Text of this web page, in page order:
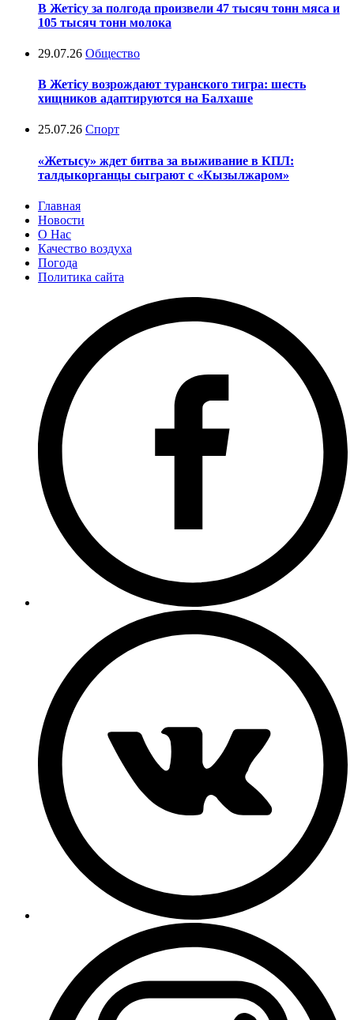
В Жетісу за полгода произвели 47 тысяч тонн мяса и
105 тысяч тонн молока
29.07.26 Общество
В Жетісу возрождают туранского тигра: шесть
хищников адаптируются на Балхаше
25.07.26 Спорт
«Жетысу» ждет битва за выживание в КПЛ:
талдыкорганцы сыграют с «Кызылжаром»
Главная
Новости
О Нас
Качество воздуха
Погода
Политика сайта